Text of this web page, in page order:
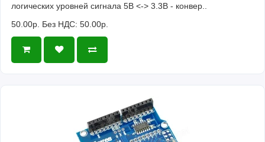
логических уровней сигнала 5В <-> 3.3В - конвер..
50.00р. Без НДС: 50.00р.